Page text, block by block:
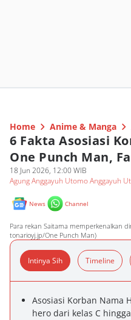
Home Anime & Manga
6 Fakta Asosiasi
One Punch Man,
18 Jun 2026, 12:00 WIB
Agung Anggayuh Utomo Anggayuh
News Channel
Para rekan Saitama memperkenalkan
tonarioyj.jp/One Punch Man)
Intinya Sih Timeline
Asosiasi Korban Nama
hero dari kelas C